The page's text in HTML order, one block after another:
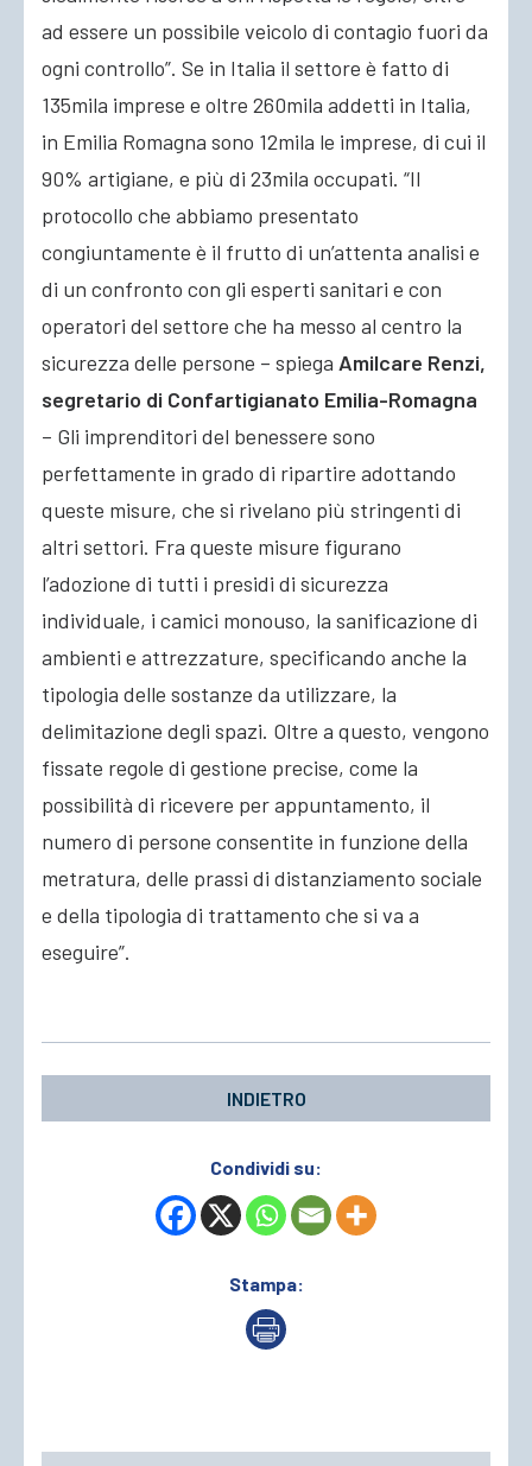
ad essere un possibile veicolo di contagio fuori da
ogni controllo”. Se in Italia il settore è fatto di
135mila imprese e oltre 260mila addetti in Italia,
in Emilia Romagna sono 12mila le imprese, di cui il
90% artigiane, e più di 23mila occupati. “Il
protocollo che abbiamo presentato
congiuntamente è il frutto di un’attenta analisi e
di un confronto con gli esperti sanitari e con
operatori del settore che ha messo al centro la
sicurezza delle persone – spiega Amilcare Renzi,
segretario di Confartigianato Emilia-Romagna
– Gli imprenditori del benessere sono
perfettamente in grado di ripartire adottando
queste misure, che si rivelano più stringenti di
altri settori. Fra queste misure figurano
l’adozione di tutti i presidi di sicurezza
individuale, i camici monouso, la sanificazione di
ambienti e attrezzature, specificando anche la
tipologia delle sostanze da utilizzare, la
delimitazione degli spazi. Oltre a questo, vengono
fissate regole di gestione precise, come la
possibilità di ricevere per appuntamento, il
numero di persone consentite in funzione della
metratura, delle prassi di distanziamento sociale
e della tipologia di trattamento che si va a
eseguire”.
INDIETRO
Condividi su:
Stampa: